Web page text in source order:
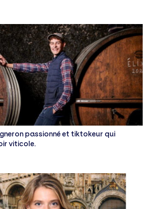
passionné et tiktokeur qui
viticole.